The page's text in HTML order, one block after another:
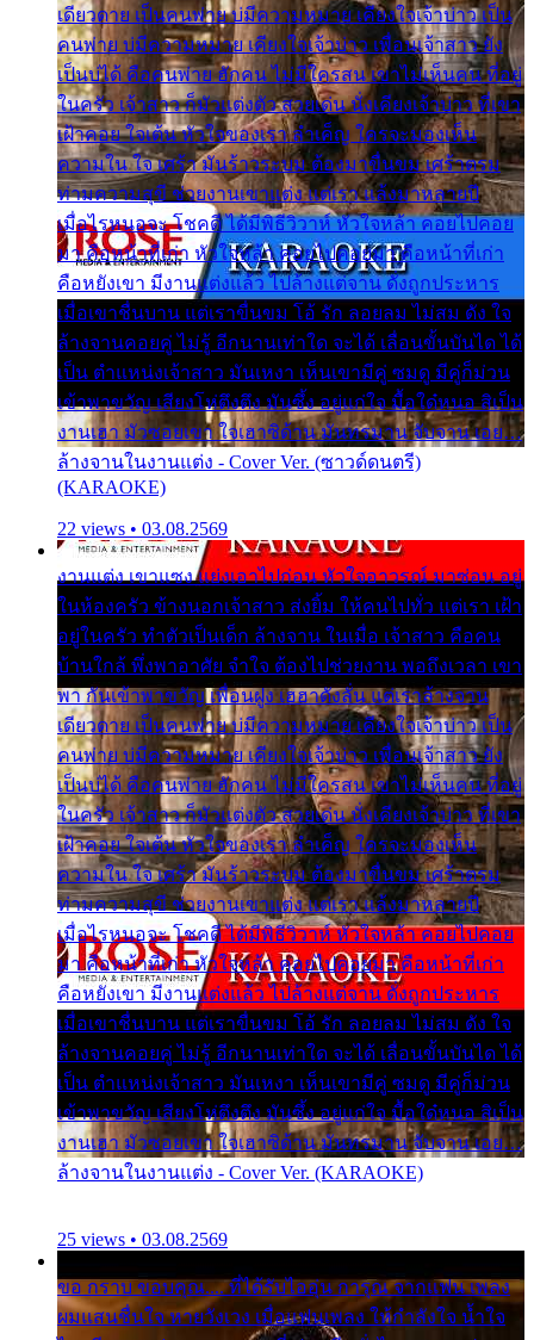
เดียวดาย เป็นคนพ่าย บ่มีความหมาย เคียงใจเจ้าบ่าว เป็น
คนพ่าย บ่มีความหมาย เคียงใจเจ้าบ่าว เพื่อนเจ้าสาว ยัง
เป็นบ่ได้ คือคนพ่าย ฮักคน ไม่มีใครสน เขาไม่เห็นคน ที่อยู่
ในครัว เจ้าสาว ก็มัวแต่งตัว สวยเด่น นั่งเคียงเจ้าบ่าว ที่เขา
เฝ้าคอย ใจเต้น หัวใจของเรา ลำเค็ญ ใครจะมองเห็น
ความใน ใจ เศร้า มันร้าวระบม ต้องมาขื่นขม เศร้าตรม
ท่ามความสุขี ช่วยงานเขาแต่ง แต่เรา แล้งมาหลายปี
เมื่อไรหนอจะ โชคดี ได้มีพิธีวิวาห์ หัวใจหล้า คอยไปคอย
มา คือหน้าที่เก่า หัวใจหล้า คอยไปคอยมา คือหน้าที่เก่า
คือหยังเขา มีงานแต่งแล้ว ไปล้างแต่จาน ดั่งถูกประหาร
เมื่อเขาชื่นบาน แต่เราขื่นขม โอ้ รัก ลอยลม ไม่สม ดัง ใจ
ล้างจานคอยคู่ ไม่รู้ อีกนานเท่าใด จะได้ เลื่อนขั้นบันได ได้
เป็น ตำแหน่งเจ้าสาว มันเหงา เห็นเขามีคู่ ซมดู มีคู่ก็ม่วน
เข้าพาขวัญ เสียงโห่ตึงตึง มันซึ้ง อยู่แก่ใจ มื้อใด๋หนอ สิเป็น
งานเฮา มัวซอยเขา ใจเฮาซิด้าน มันทรมาน จับจาน เอย…
ล้างจานในงานแต่ง - Cover Ver. (ซาวด์ดนตรี)
(KARAOKE)
22 views • 03.08.2569
งานแต่ง เขาแซง แย่งเอาไปก่อน หัวใจอาวรณ์ มาซ่อน อยู่
ในห้องครัว ข้างนอกเจ้าสาว ส่งยิ้ม ให้คนไปทั่ว แต่เรา เฝ้า
อยู่ในครัว ทำตัวเป็นเด็ก ล้างจาน ในเมื่อ เจ้าสาว คือคน
บ้านใกล้ พึ่งพาอาศัย จำใจ ต้องไปช่วยงาน พอถึงเวลา เขา
พา กันเข้าพาขวัญ เพื่อนฝูง เฮฮาดังลั่น แต่เราล้างจาน
เดียวดาย เป็นคนพ่าย บ่มีความหมาย เคียงใจเจ้าบ่าว เป็น
คนพ่าย บ่มีความหมาย เคียงใจเจ้าบ่าว เพื่อนเจ้าสาว ยัง
เป็นบ่ได้ คือคนพ่าย ฮักคน ไม่มีใครสน เขาไม่เห็นคน ที่อยู่
ในครัว เจ้าสาว ก็มัวแต่งตัว สวยเด่น นั่งเคียงเจ้าบ่าว ที่เขา
เฝ้าคอย ใจเต้น หัวใจของเรา ลำเค็ญ ใครจะมองเห็น
ความใน ใจ เศร้า มันร้าวระบม ต้องมาขื่นขม เศร้าตรม
ท่ามความสุขี ช่วยงานเขาแต่ง แต่เรา แล้งมาหลายปี
เมื่อไรหนอจะ โชคดี ได้มีพิธีวิวาห์ หัวใจหล้า คอยไปคอย
มา คือหน้าที่เก่า หัวใจหล้า คอยไปคอยมา คือหน้าที่เก่า
คือหยังเขา มีงานแต่งแล้ว ไปล้างแต่จาน ดั่งถูกประหาร
เมื่อเขาชื่นบาน แต่เราขื่นขม โอ้ รัก ลอยลม ไม่สม ดัง ใจ
ล้างจานคอยคู่ ไม่รู้ อีกนานเท่าใด จะได้ เลื่อนขั้นบันได ได้
เป็น ตำแหน่งเจ้าสาว มันเหงา เห็นเขามีคู่ ซมดู มีคู่ก็ม่วน
เข้าพาขวัญ เสียงโห่ตึงตึง มันซึ้ง อยู่แก่ใจ มื้อใด๋หนอ สิเป็น
งานเฮา มัวซอยเขา ใจเฮาซิด้าน มันทรมาน จับจาน เอย…
ล้างจานในงานแต่ง - Cover Ver. (KARAOKE)
25 views • 03.08.2569
ขอ กราบ ขอบคุณ.... ที่ได้รับไออุ่น การุณ จากแฟน เพลง
ผมแสนชื่นใจ หายวังเวง เมื่อแฟนเพลง ให้กำลังใจ น้ำใจ